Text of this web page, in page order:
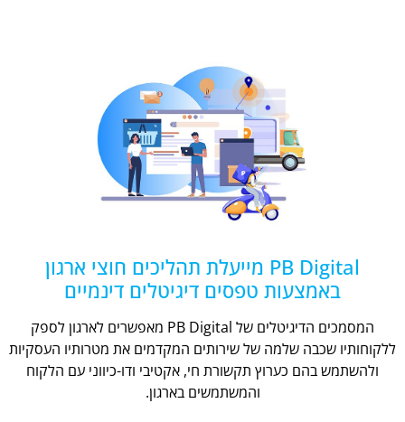
PB Digital מייעלת תהליכים חוצי ארגון
באמצעות טפסים דיגיטלים דינמיים
המסמכים הדיגיטלים של PB Digital מאפשרים לארגון לספק
ללקוחותיו שכבה שלמה של שירותים המקדמים את מטרותיו העסקיות
ולהשתמש בהם כערוץ תקשורת חי, אקטיבי ודו-כיווני עם הלקוח
והמשתמשים בארגון.